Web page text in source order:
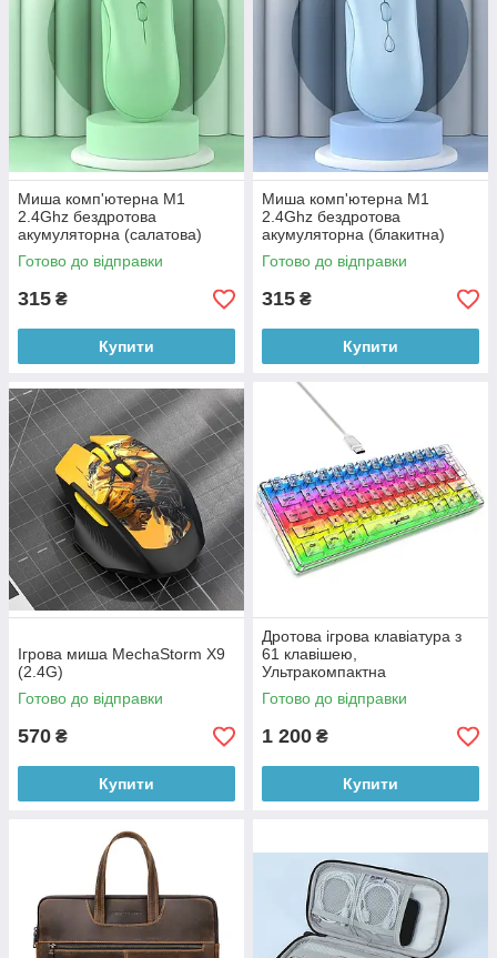
Миша комп'ютерна M1
2.4Ghz бездротова
акумуляторна (салатова)
Готово до відправки
315 ₴
Купити
Миша комп'ютерна M1
2.4Ghz бездротова
акумуляторна (блакитна)
Готово до відправки
315 ₴
Купити
Ігрова миша MechaStorm X9
(2.4G)
Готово до відправки
570 ₴
Купити
Дротова ігрова клавіатура з
61 клавішею,
Ультракомпактна
Мініклавіатура для ПК-
геймерів
Готово до відправки
1 200 ₴
Купити